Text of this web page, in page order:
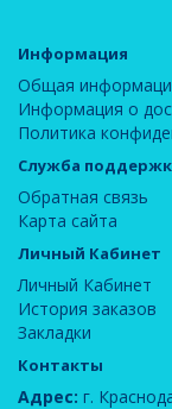
Информация
Общая
Информация о
Политика
Служба
Обратная связь
Карта сайта
Личный Кабинет
Личный Кабинет
История заказов
Закладки
Контакты
Адрес: г.